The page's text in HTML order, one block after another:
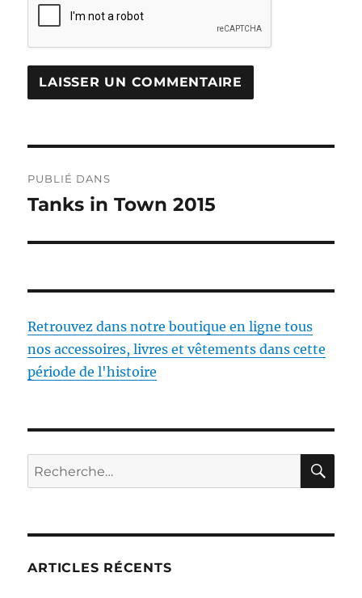
de
PUBLIÉ DANS
Tanks in Town 2015
Retrouvez dans notre boutique en ligne tous
nos accessoires, livres et vêtements dans cette
période de l'histoire
Recherche
pour :
ARTICLES RÉCENTS